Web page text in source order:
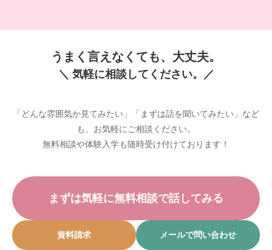
うまく言えなくても、大丈夫。
＼ 気軽に相談してください。／
「どんな雰囲気か見てみたい」「まずは話を聞いてみたい」など
も、お気軽にご相談ください。
無料相談や体験入学も随時受け付けております！
まずは気軽に無料相談で話してみる
資料請求 メールで問い合わせ